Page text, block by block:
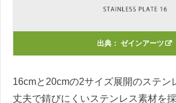
出典： ゼインアーツ
16cmと20cmの2サイズ展開のステン
丈夫で錆びにくいステンレス素材を